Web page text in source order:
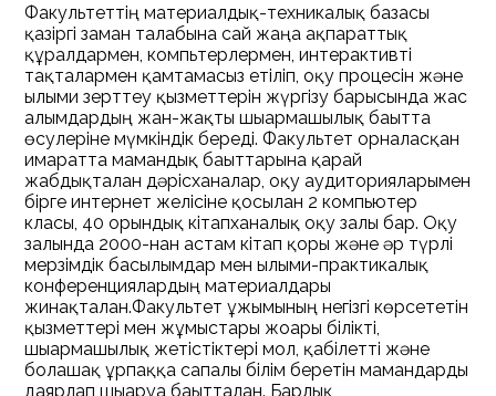
Факультеттің материалдық-техникалық базасы
қазіргі заман талабына сай жаңа ақпараттық
құралдармен, компьтерлермен, интерактивті
тақталармен қамтамасыз етіліп, оқу процесін және
ғылыми зерттеу қызметтерін жүргізу барысында жас
ғалымдардың жан-жақты шығармашылық бағытта
өсулеріне мүмкіндік береді. Факультет орналасқан
ғимаратта мамандық бағыттарына қарай
жабдықталған дәрісханалар, оқу аудиторияларымен
бірге интернет желісіне қосылған 2 компьютер
класы, 40 орындық кітапханалық оқу залы бар. Оқу
залында 2000-нан астам кітап қоры және әр түрлі
мерзімдік басылымдар мен ғылыми-практикалық
конференциялардың материалдары
жинақталған.Факультет ұжымының негізгі көрсететін
қызметтері мен жұмыстары жоғары білікті,
шығармашылық жетістіктері мол, қабілетті және
болашақ ұрпаққа сапалы білім беретін мамандарды
даярлап шығаруға бағытталған. Барлық